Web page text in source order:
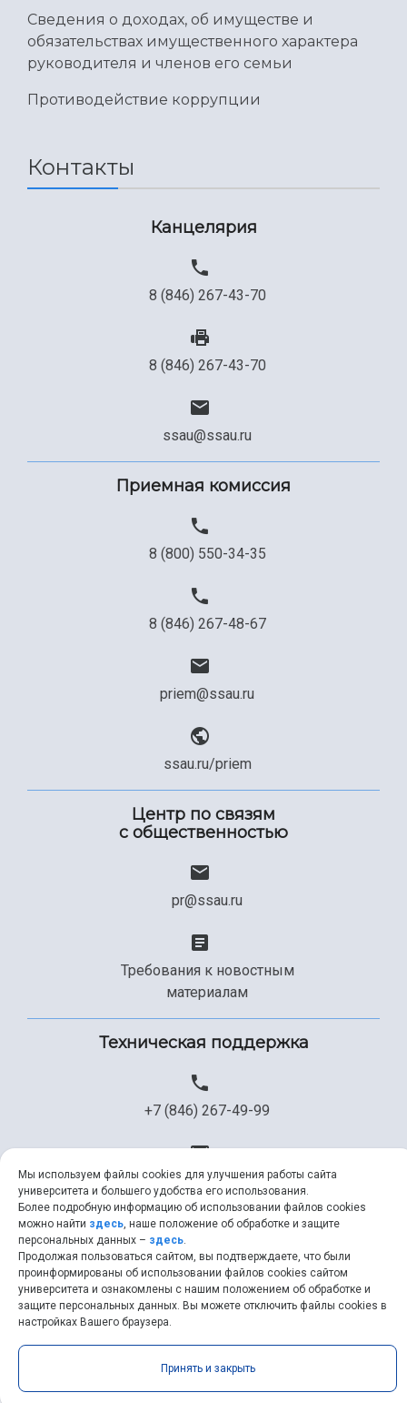
Сведения о доходах, об имуществе и
обязательствах имущественного характера
руководителя и членов его семьи
Противодействие коррупции
Контакты
Канцелярия
8 (846) 267-43-70
8 (846) 267-43-70
ssau@ssau.ru
Приемная комиссия
8 (800) 550-34-35
8 (846) 267-48-67
priem@ssau.ru
ssau.ru/priem
Центр по связям
с общественностью
pr@ssau.ru
Требования к новостным
материалам
Техническая поддержка
+7 (846) 267-49-99
help@ssau.ru
Самарский университет © 2026 |ssau.ru|ssau@ssau.ru
RSS|API
Мы используем файлы cookies для улучшения работы сайта
университета и большего удобства его использования.
Более подробную информацию об использовании файлов cookies
можно найти здесь, наше положение об обработке и защите
персональных данных – здесь.
Продолжая пользоваться сайтом, вы подтверждаете, что были
проинформированы об использовании файлов cookies сайтом
университета и ознакомлены с нашим положением об обработке и
защите персональных данных. Вы можете отключить файлы cookies в
настройках Вашего браузера.
Принять и закрыть